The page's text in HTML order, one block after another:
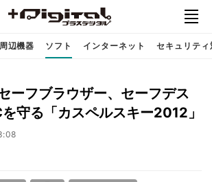
周辺機器 ソフト インターネット セキュリティ
ーフブラウザー、セーフデス
守る「カスペルスキー2012」